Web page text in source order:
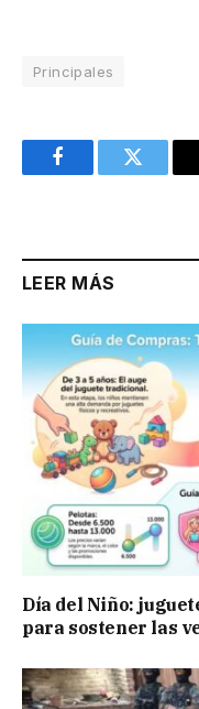
Principales
FacebookTwitter
LEER MÁS
Día del Niño:
para sostener las